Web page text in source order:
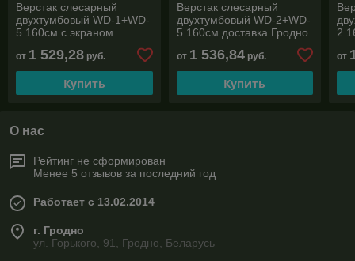
Верстак слесарный
двухтумбовый WD-1+WD-
5 160см с экраном
область
от 1 529,28 руб.
Купить
Верстак слесарный
двухтумбовый WD-2+WD-
5 160см доставка Гродно
от 1 536,84руб.
Купить
2
от
О нас
Рейтинг не сформирован
Менее 5 отзывов за последний год
Работает с 13.02.2014
г. Гродно
ул. Горького, 91, Гродно, Беларусь